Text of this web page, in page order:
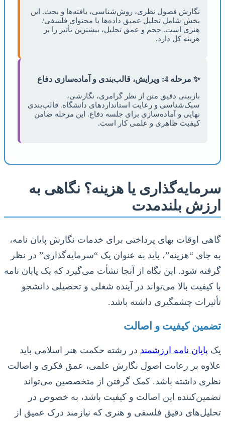
نگارش فصول نظری، روش‌شناسی، یافته‌ها و بحث. این
بخش شامل تحلیل عمیق داده‌ها یا محتوای فلسفی/
هنری است. حجم و عمق تحلیل، بیشترین تأثیر را بر
هزینه کل دارد.
✨ مرحله 4: ویرایش، قالب‌بندی و آماده‌سازی دفاع
بازبینی دقیق متن از نظر گرامری، نگارشی،
سبک‌شناسی و رعایت استاندارد‌های دانشگاه. قالب‌بندی
نهایی و آماده‌سازی برای جلسه دفاع. این مرحله ضامن
کیفیت ظاهری و علمی کار است.
سرمایه‌گذاری یا هزینه؟ نگاهی به
ارزش بلندمدت
گاهی اوقات بهای پرداختی برای خدمات نگارش پایان نامه،
به جای “هزینه”، باید به عنوان یک “سرمایه‌گذاری” در نظر
گرفته شود. این نگاه از آنجا نشأت می‌گیرد که یک پایان نامه
با کیفیت بالا می‌تواند در آینده شغلی و تحصیلی دانشجو
تأثیرات چشمگیری داشته باشد.
تضمین کیفیت و اصالت
یک پایان نامه ارزشمند در رشته حکمت هنر اسلامی باید
علاوه بر رعایت اصول نگارش علمی، عمق فکری و اصالت
نظری داشته باشد. کمک گرفتن از متخصصین می‌تواند
تضمین‌کننده این اصالت و کیفیت باشد، به خصوص در
تحلیل‌های دقیق فلسفی و هنری که نیازمند درک عمیق از